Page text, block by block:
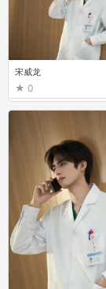
宋威龙
0